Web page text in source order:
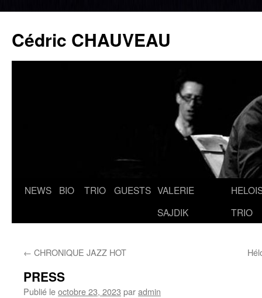
Cédric CHAUVEAU
Aller
NEWS BIO TRIO GUESTS VALERIE
SAJDIK
TRIO
← CHRONIQUE JAZZ HOT
PRESS
Publié leoctobre 23, 2023 paradmin